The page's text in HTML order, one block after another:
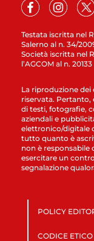
Testata iscritta nel
Salerno al n. 34/
Società iscritta nel
l’AGCOM al n. 20133
La riproduzione dei
riservata. Pertanto,
di testi, fotografie,
aziendali e
elettronico/digitale
tutto quanto è
non è
esercitare un
segnalazione
POLICY
CODICE